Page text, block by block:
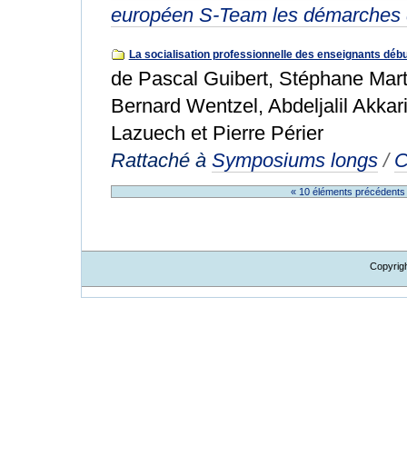
européen S-Team les
La socialisation professionnelle des enseignants
de Pascal Guibert, Stéphane
Bernard Wentzel, Abdeljalil
Lazuech et Pierre Périer
Rattaché à Symposiums longs /
« 10 éléments précédents